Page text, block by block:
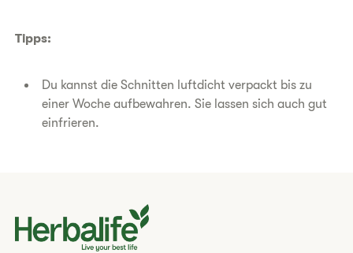
Tipps:
Du kannst die Schnitten luftdicht verpackt bis zu
einer Woche aufbewahren. Sie lassen sich auch gut
einfrieren.